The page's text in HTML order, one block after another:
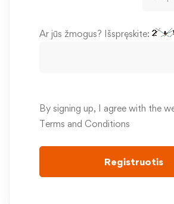
Ar jūs žmogus? Išspręskite:
By signing up, I agree with the
Terms and Conditions
Registruotis